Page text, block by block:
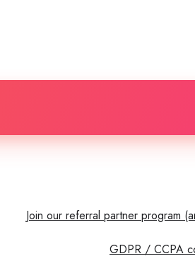
Join our referral partner program
GDPR / CCPA